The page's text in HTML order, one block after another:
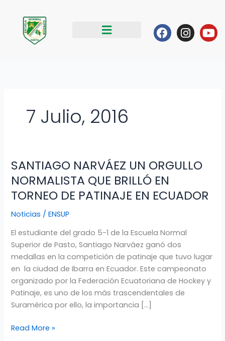
contenido
Facebook
7 Julio, 2016
SANTIAGO NARVÁEZ UN ORGULLO
NORMALISTA QUE BRILLÓ EN
TORNEO DE PATINAJE EN ECUADOR
Noticias /ENSUP
El estudiante del grado 5-1 de la Escuela Normal
Superior de Pasto, Santiago Narváez ganó dos
medallas en la competición de patinaje que tuvo lugar
en la ciudad de Ibarra en Ecuador. Este campeonato
organizado por la Federación Ecuatoriana de Hockey y
Patinaje, es uno de los más trascendentales de
Suramérica por ello, la importancia […]
SANTIAGO
NARVÁEZ
UN
ORGULLO
NORMALISTA
BRILLÓ
EN
TORNEO
DE
PATINAJE
EN
ECUADOR
Read More »